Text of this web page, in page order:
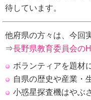
待しています。
他府県の方々は、今回
⇒長野県教育委員会の
ボランティアを題材
自県の歴史や産業・
小惑星探査機はやぶ